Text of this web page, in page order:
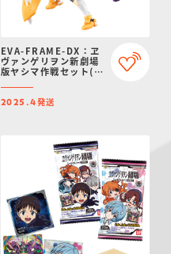
EVA-FRAME-DX：ヱ
ヴァンゲリヲン新劇場
版ヤシマ作戦セット(メ
【プレミアムバンダイ
＆エヴァストア限定】
2025.4発送